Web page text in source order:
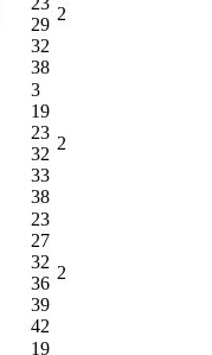
29
32
38
2
3
19
23
32
33
38
2
23
27
32
36
39
42
2
19